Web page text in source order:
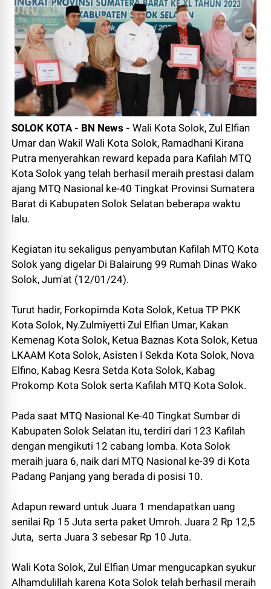
SOLOK KOTA - BN News -Wali Kota Solok, Zul Elfian
Umar dan Wakil Wali Kota Solok, Ramadhani Kirana
Putra menyerahkan reward kepada para Kafilah MTQ
Kota Solok yang telah berhasil meraih prestasi dalam
ajang MTQ Nasional ke-40 Tingkat Provinsi Sumatera
Barat di Kabupaten Solok Selatan beberapa waktu
lalu.
Kegiatan itu sekaligus penyambutan Kafilah MTQ Kota
Solok yang digelar Di Balairung 99 Rumah Dinas Wako
Solok, Jum'at (12/01/24).
Turut hadir, Forkopimda Kota Solok, Ketua TP PKK
Kota Solok, Ny.Zulmiyetti Zul Elfian Umar, Kakan
Kemenag Kota Solok, Ketua Baznas Kota Solok, Ketua
LKAAM Kota Solok, Asisten I Sekda Kota Solok, Nova
Elfino, Kabag Kesra Setda Kota Solok, Kabag
Prokomp Kota Solok serta Kafilah MTQ Kota Solok.
Pada saat MTQ Nasional Ke-40 Tingkat Sumbar di
Kabupaten Solok Selatan itu, terdiri dari 123 Kafilah
dengan mengikuti 12 cabang lomba. Kota Solok
meraih juara 6, naik dari MTQ Nasional ke-39 di Kota
Padang Panjang yang berada di posisi 10.
Adapun reward untuk Juara 1 mendapatkan uang
senilai Rp 15 Juta serta paket Umroh. Juara 2 Rp 12,5
Juta, serta Juara 3 sebesar Rp 10 Juta.
Wali Kota Solok, Zul Elfian Umar mengucapkan syukur
Alhamdulillah karena Kota Solok telah berhasil meraih